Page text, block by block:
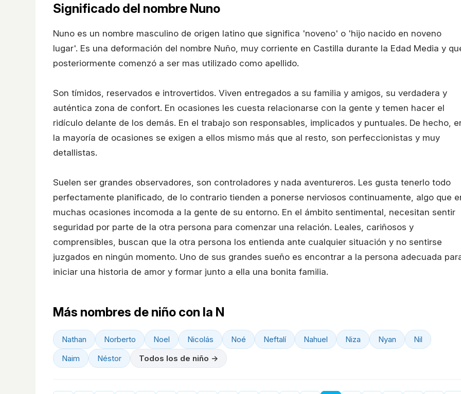
Significado del nombre Nuno
Nuno es un nombre masculino de origen latino que significa 'noveno' o 'hijo nacido en noveno
lugar'. Es una deformación del nombre Nuño, muy corriente en Castilla durante la Edad Media y
posteriormente comenzó a ser mas utilizado como apellido.
Son tímidos, reservados e introvertidos. Viven entregados a su familia y amigos, su verdadera y
auténtica zona de confort. En ocasiones les cuesta relacionarse con la gente y temen hacer el
ridículo delante de los demás. En el trabajo son responsables, implicados y puntuales. De hecho,
la mayoría de ocasiones se exigen a ellos mismo más que al resto, son perfeccionistas y muy
detallistas.
Suelen ser grandes observadores, son controladores y nada aventureros. Les gusta tenerlo todo
perfectamente planificado, de lo contrario tienden a ponerse nerviosos continuamente, algo que
muchas ocasiones incomoda a la gente de su entorno. En el ámbito sentimental, necesitan sentir
seguridad por parte de la otra persona para comenzar una relación. Leales, cariñosos y
comprensibles, buscan que la otra persona los entienda ante cualquier situación y no sentirse
juzgados en ningún momento. Uno de sus grandes sueño es encontrar a la persona adecuada
iniciar una historia de amor y formar junto a ella una bonita familia.
Más nombres de niño con la N
Nathan Norberto Noel Nicolás Noé Neftalí Nahuel Niza Nyan
Nil
Naim
Néstor Todos los de niño →